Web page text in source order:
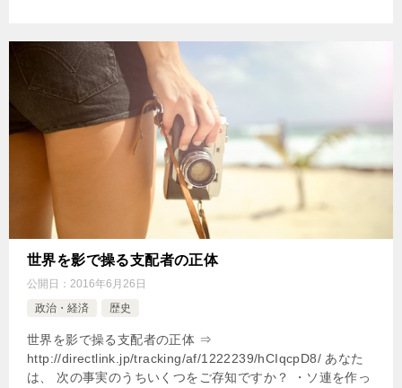
世界を影で操る支配者の正体
公開日： 2016年6月26日
政治・経済
歴史
世界を影で操る支配者の正体 ⇒
http://directlink.jp/tracking/af/1222239/hCIqcpD8/ あなた
は、 次の事実のうちいくつをご存知ですか？ ・ソ連を作っ